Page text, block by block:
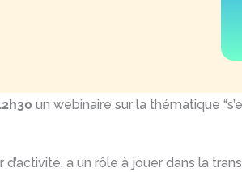
un webinaire sur la thématique
a un rôle à jouer dans la